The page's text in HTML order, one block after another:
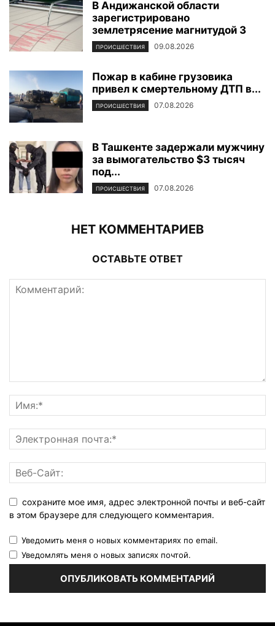
В Андижанской области
зарегистрировано
землетрясение магнитудой 3
ПРОИСШЕСТВИЯ 09.08.2026
Пожар в кабине грузовика
привел к смертельному ДТП в...
ПРОИСШЕСТВИЯ 07.08.2026
В Ташкенте задержали мужчину
за вымогательство $3 тысяч
под...
ПРОИСШЕСТВИЯ 07.08.2026
НЕТ КОММЕНТАРИЕВ
ОСТАВЬТЕ ОТВЕТ
сохраните мое имя, адрес электронной почты и веб-сайт
в этом браузере для следующего комментария.
Уведомить меня о новых комментариях по email.
Уведомлять меня о новых записях почтой.